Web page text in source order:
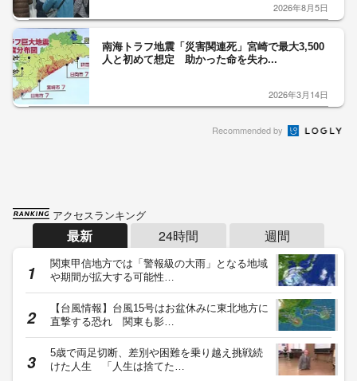
2026年8月5日
南海トラフ地震「災害関連死」宮崎で最大3,500
人と初めて想定 助かった命を失わ...
2026年3月14日
Recommended by
アクセスランキング
最新 24時間 週間
関東甲信地方では「警報級の大雨」となる地域
や期間が拡大する可能性…
【台風情報】台風15号はお盆休みに東北地方に
直撃する恐れ 関東も影…
5歳で両足切断、差別や困難を乗り越え挑戦続
けた人生 「人生は捨てた…